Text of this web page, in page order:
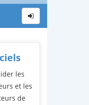
les
et les
de